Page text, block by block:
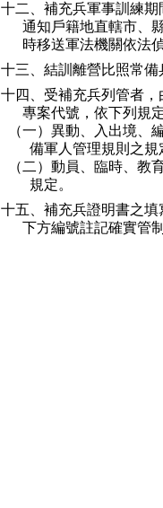
十二、補充兵軍事訓練
通知戶籍地直轄市
時移送軍法機關依法
十三、結訓離營比照常
十四、受補充兵列管者
專案代號，依下列
（一）異動、入出境、
備軍人管理規則之
（二）動員、臨時、教
        規定。
十五、補充兵證明書之
下方編號註記確實管